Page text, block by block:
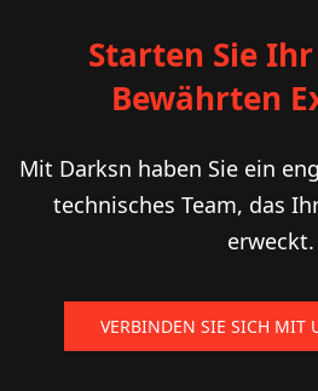
Starten Sie
Bewährten
Mit Darksn haben Sie ein
technisches Team, das
erweckt.
VERBINDEN SIE SICH MIT